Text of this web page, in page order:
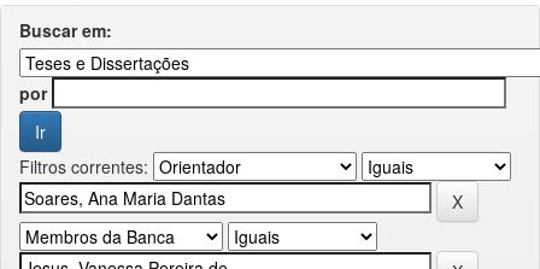
Buscar em:
por
Filtros correntes: